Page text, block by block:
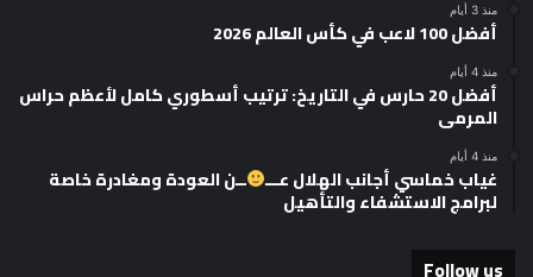
منذ 3 أيام
أفضل 100 لاعب في كأس العالم 2026
منذ 4 أيام
أفضل 20 حارس في التاريخ: ترتيب أسطوري كامل لأعظم حراس
المرمى
منذ 4 أيام
غياب خماسي أجانب الهلال عـــ ــن العودة ومغادرة خاصة
لبرامج الاستشفاء والتأهيل